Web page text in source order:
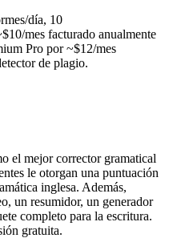
día, 10
mes facturado anualmente
Pro por ~$12/mes
de plagio.
el mejor corrector gramatical
le otorgan una puntuación
inglesa. Además,
un resumidor, un generador
completo para la escritura.
gratuita.